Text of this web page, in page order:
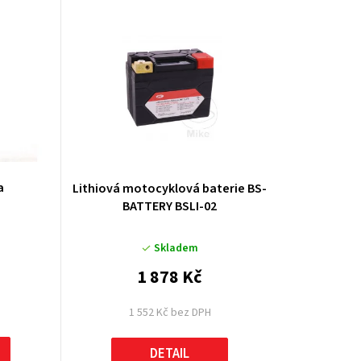
Lithiová motocyklová baterie BS-
BATTERY BSLI-02
Skladem
1 552 Kč bez DPH
1 878 Kč
DETAIL